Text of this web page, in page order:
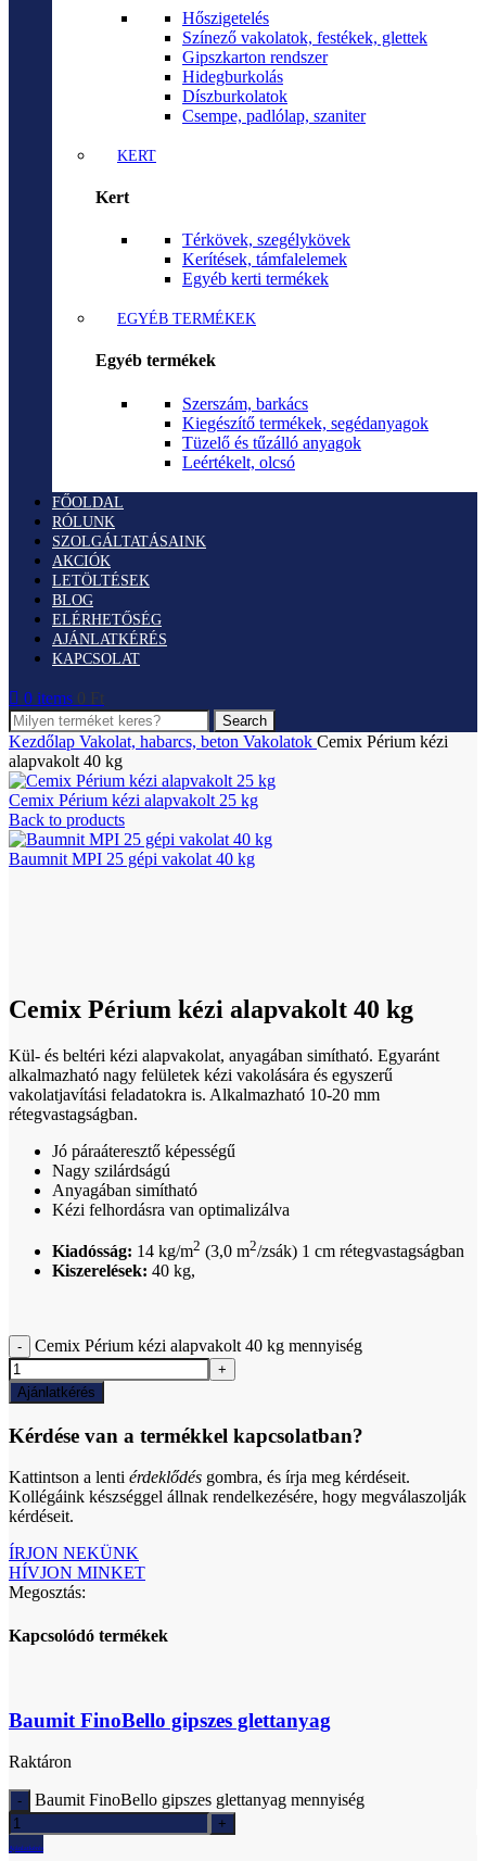
Hőszigetelés
Színező vakolatok, festékek, glettek
Gipszkarton rendszer
Hidegburkolás
Díszburkolatok
Csempe, padlólap, szaniter
KERT
Kert
Térkövek, szegélykövek
Kerítések, támfalelemek
Egyéb kerti termékek
EGYÉB TERMÉKEK
Egyéb termékek
Szerszám, barkács
Kiegészítő termékek, segédanyagok
Tüzelő és tűzálló anyagok
Leértékelt, olcsó
FŐOLDAL
RÓLUNK
SZOLGÁLTATÁSAINK
AKCIÓK
LETÖLTÉSEK
BLOG
ELÉRHETŐSÉG
AJÁNLATKÉRÉS
KAPCSOLAT
0 items 0 Ft
Search
Kezdőlap Vakolat, habarcs, beton Vakolatok Cemix Périum kézi
alapvakolt 40 kg
Cemix Périum kézi alapvakolt 25 kg
Back to products
Baumnit MPI 25 gépi vakolat 40 kg
Cemix Périum kézi alapvakolt 40 kg
Kül- és beltéri kézi alapvakolat, anyagában simítható. Egyaránt
alkalmazható nagy felületek kézi vakolására és egyszerű
vakolatjavítási feladatokra is. Alkalmazható 10-20 mm
rétegvastagságban.
Jó páraáteresztő képességű
Nagy szilárdságú
Anyagában simítható
Kézi felhordásra van optimalizálva
Kiadósság: 14 kg/m2 (3,0 m2/zsák) 1 cm rétegvastagságban
Kiszerelések: 40 kg,
Cemix Périum kézi alapvakolt 40 kg mennyiség
Ajánlatkérés
Kérdése van a termékkel kapcsolatban?
Kattintson a lenti érdeklődés gombra, és írja meg kérdéseit.
Kollégáink készséggel állnak rendelkezésére, hogy megválaszolják
kérdéseit.
ÍRJON NEKÜNK
HÍVJON MINKET
Megosztás:
Kapcsolódó termékek
Baumit FinoBello gipszes glettanyag
Raktáron
Baumit FinoBello gipszes glettanyag mennyiség
Ajánlatkérés